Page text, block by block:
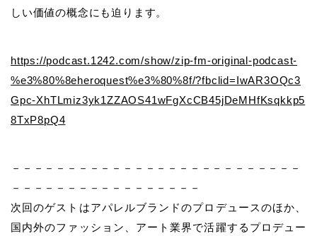
しい価値の概念にも迫ります。
https://podcast.1242.com/show/zip-fm-original-podcast-
%e3%80%8eheroquest%e3%80%8f/?fbclid=IwAR3OQc3
Gpc-XhTLmiz3yk1ZZAOS41wFgXcCB45jDeMHfKsqkkp5
8TxP8pQ4
－－－－－－－－－－－－－－－－－－－－－－－－－－
－－－－－－－－－－－－－－－－－
次回のゲストはアパレルブランドのプロデュースのほか、
国内外のファッション、アート業界で活躍するプロデュー